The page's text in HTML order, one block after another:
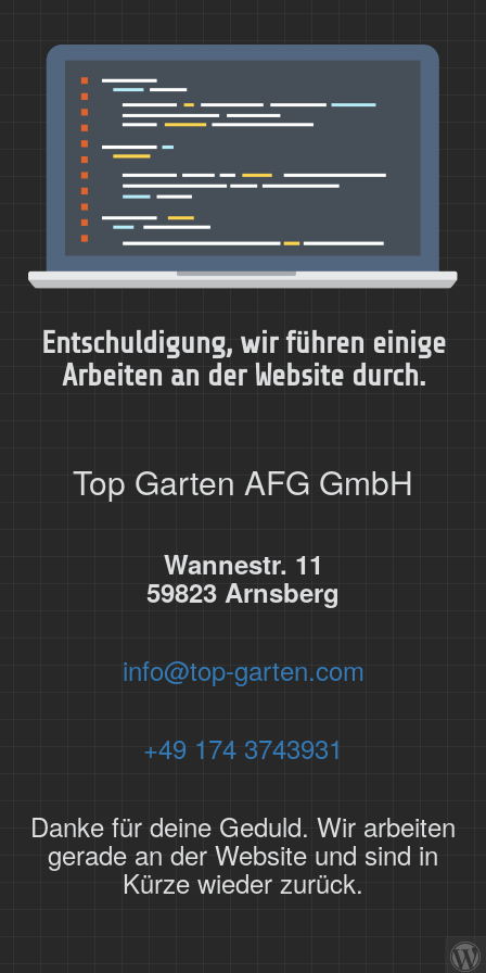
Entschuldigung, wir führen einige
Arbeiten an der Website durch.
Top Garten AFG GmbH
Wannestr. 11
59823 Arnsberg
info@top-garten.com
+49 174 3743931
Danke für deine Geduld. Wir arbeiten
gerade an der Website und sind in
Kürze wieder zurück.